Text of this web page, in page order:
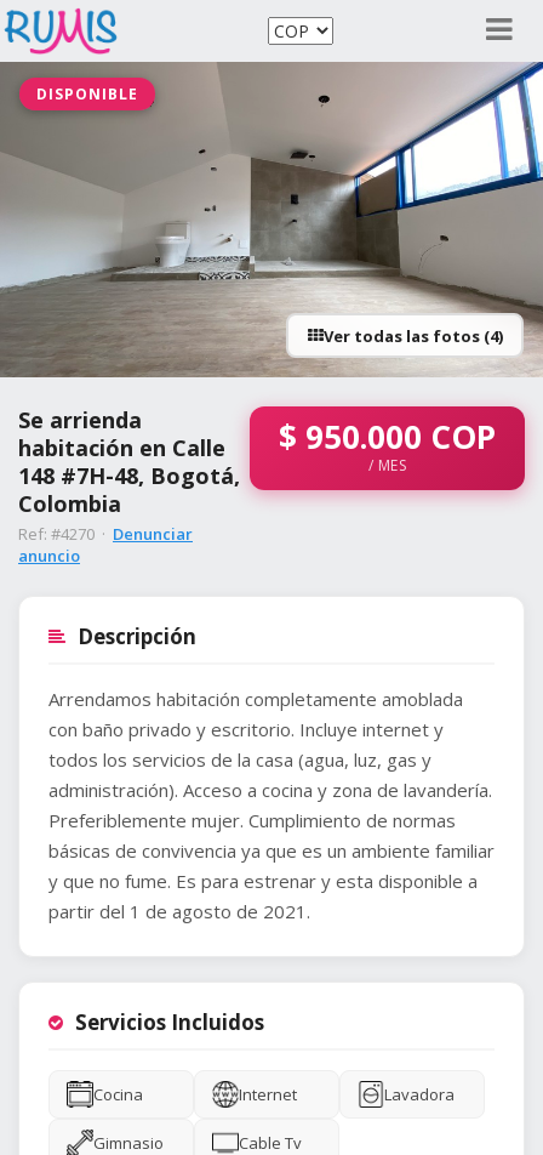
DISPONIBLE
Ver todas las fotos (4)
Se arrienda
habitación en Calle
148 #7H-48, Bogotá,
Colombia
Ref: #4270 · Denunciar
anuncio
$ 950.000 COP
/ MES
Descripción
Arrendamos habitación completamente amoblada
con baño privado y escritorio. Incluye internet y
todos los servicios de la casa (agua, luz, gas y
administración). Acceso a cocina y zona de lavandería.
Preferiblemente mujer. Cumplimiento de normas
básicas de convivencia ya que es un ambiente familiar
y que no fume. Es para estrenar y esta disponible a
partir del 1 de agosto de 2021.
Servicios Incluidos
Cocina Internet Lavadora
Gimnasio Cable Tv